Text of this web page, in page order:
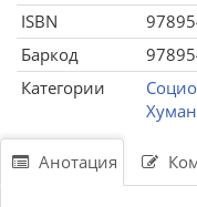
ISBN
Баркод
Категории
Анотация